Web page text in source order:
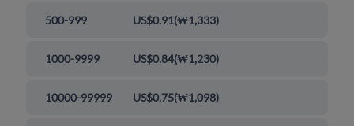
500-999 US$0.91(₩1,333)
1000-9999 US$0.84(₩1,230)
10000-99999 US$0.75(₩1,098)